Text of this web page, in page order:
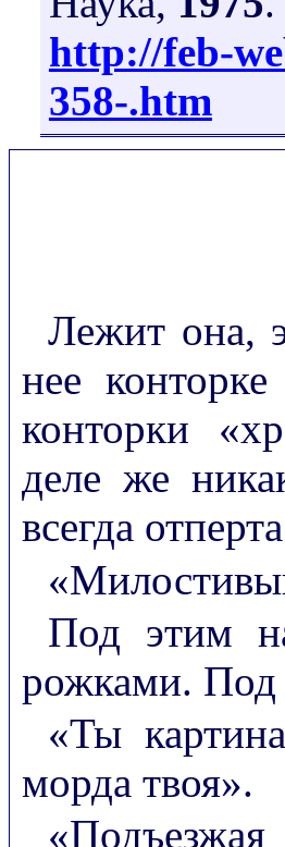
http://feb-
358-.htm
Лежит она,
нее
конторки
деле же
всегда
Под этим
рожками. Под
«Ты
морда твоя».